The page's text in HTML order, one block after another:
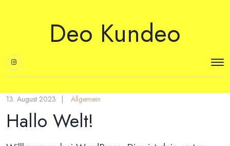
Deo Kundeo
13. August 2023 Allgemein
Hallo Welt!